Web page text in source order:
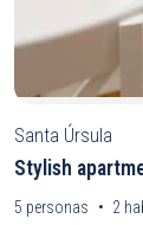
Santa Úrsula
Stylish
5 personas 2